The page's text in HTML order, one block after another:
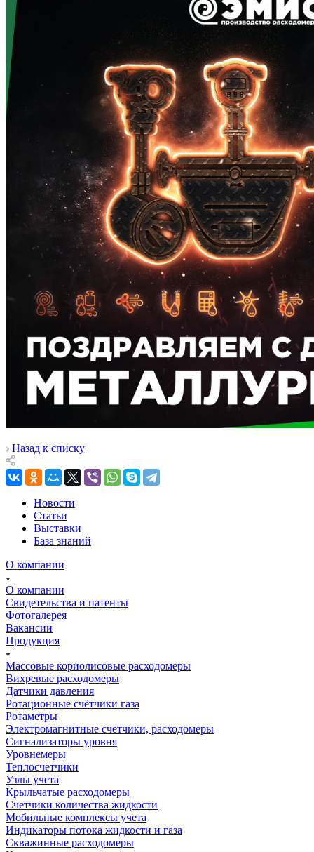
Назад к списку
Новости
Статьи
Выставки
База знаний
О компании
О компании
Свидетельства и патенты
Фотогалерея
Вакансии
Продукция
Массовые кориолисовые расходомеры
Вихревые расходомеры
Датчики давления
Ротационные счётчики газа
Ротаметры
Электромагнитные счетчики, расходомеры
Сигнализаторы уровня
Уровнемеры
Теплосчетчики
Узлы учета
Крыльчатые расходомеры
Счетчики количества жидкости
Мобильные комплексы учета
Индикаторы потока жидкости и газа
Скважинные расходомеры